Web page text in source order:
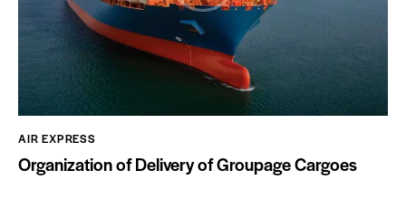
AIR EXPRESS
Organization of Delivery of Groupage Cargoes